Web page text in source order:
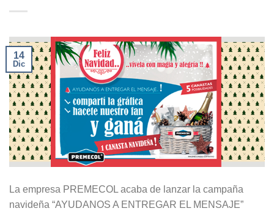
14
Dic
La empresa PREMECOL acaba de lanzar la campaña
navideña “AYUDANOS A ENTREGAR EL MENSAJE”